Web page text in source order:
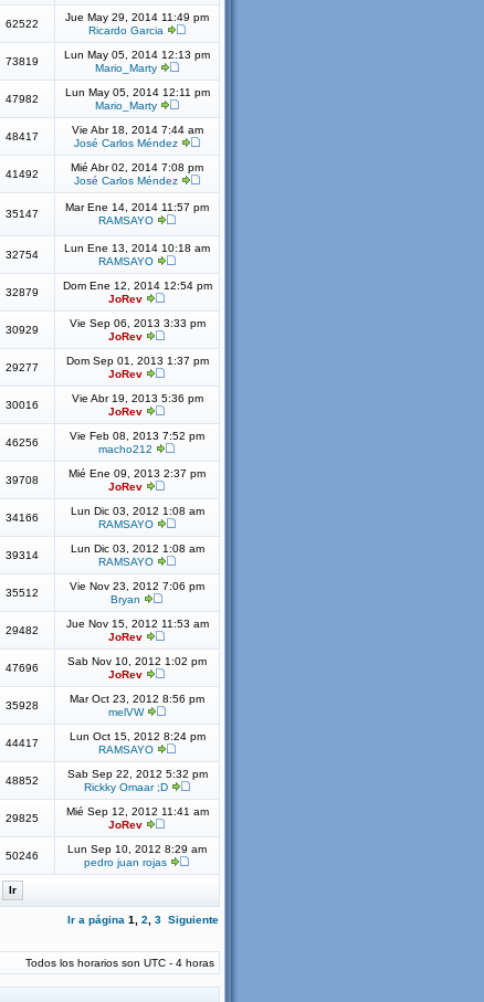
62522
Jue May 29, 2014 11:49 pm
Ricardo Garcia
73819
Lun May 05, 2014 12:13 pm
Mario_Marty
47982
Lun May 05, 2014 12:11 pm
Mario_Marty
48417
Vie Abr 18, 2014 7:44 am
José Carlos Méndez
41492
Mié Abr 02, 2014 7:08 pm
José Carlos Méndez
35147
Mar Ene 14, 2014 11:57 pm
RAMSAYO
32754
Lun Ene 13, 2014 10:18 am
RAMSAYO
32879
Dom Ene 12, 2014 12:54 pm
JoRev
30929
Vie Sep 06, 2013 3:33 pm
JoRev
29277
Dom Sep 01, 2013 1:37 pm
JoRev
30016
Vie Abr 19, 2013 5:36 pm
JoRev
46256
Vie Feb 08, 2013 7:52 pm
macho212
39708
Mié Ene 09, 2013 2:37 pm
JoRev
34166
Lun Dic 03, 2012 1:08 am
RAMSAYO
39314
Lun Dic 03, 2012 1:08 am
RAMSAYO
35512
Vie Nov 23, 2012 7:06 pm
Bryan
29482
Jue Nov 15, 2012 11:53 am
JoRev
47696
Sab Nov 10, 2012 1:02 pm
JoRev
35928
Mar Oct 23, 2012 8:56 pm
melVW
44417
Lun Oct 15, 2012 8:24 pm
RAMSAYO
48852
Sab Sep 22, 2012 5:32 pm
Rickky Omaar ;D
29825
Mié Sep 12, 2012 11:41 am
JoRev
50246
Lun Sep 10, 2012 8:29 am
pedro juan rojas
Ir a página 1 2 3 Siguiente
Todos los horarios son UTC - 4 horas